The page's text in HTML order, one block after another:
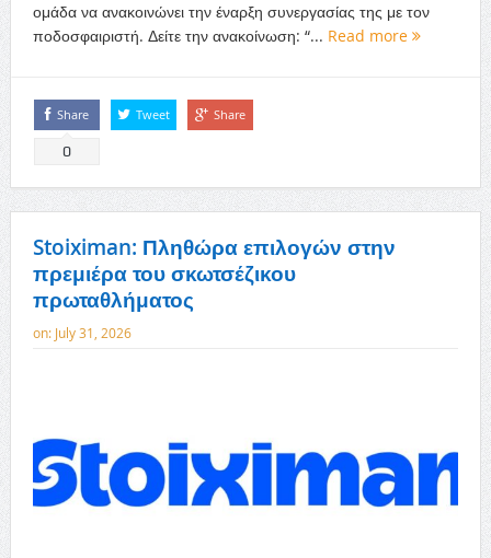
ομάδα να ανακοινώνει την έναρξη συνεργασίας της με τον
ποδοσφαιριστή. Δείτε την ανακοίνωση: “... Read more
Share
0
Tweet Share
Stoiximan: Πληθώρα επιλογών στην
πρεμιέρα του σκωτσέζικου
πρωταθλήματος
on: July 31, 2026